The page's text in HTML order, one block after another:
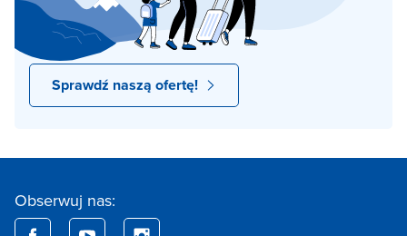
Sprawdź naszą ofertę!
Obserwuj nas: